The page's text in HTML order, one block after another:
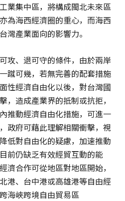
業集中區，將構成閩北未來區
為海西經濟圈的重心，而海西
灣產業面向的影響力。
攻、退可守的條件，由於兩岸
蹴可幾，若無完善的配套措施
性經濟自由化以後，對台灣國
，造成產業界的抵制或抗拒，
推動經濟自由化措施，可進一
政府可藉此理解相關衝擊，視
低對自由化的疑慮，加速推動
前仍缺乏有效經貿互動的能
濟合作可從地區對地區開始，
港、台中港或高雄港等自由經
海峽跨境自由貿易區